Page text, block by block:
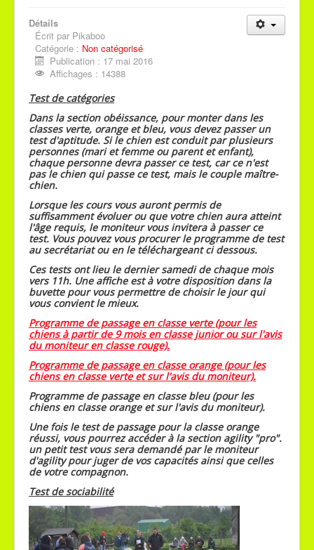
Tous les cours doivent être
réservésau plus tard
pour les cours du mercredi et
lejeudi soir 20hpour les cours
du samedi.
Le seul numéro de contact est
le 0492/77.84.93 par sms ou
appel.
Tous réservation qui ne sera
pas faite dans les temps,
ne sera plus prise en compte.
Détails
Écrit par Pikaboo
Catégorie : Non catégorisé
Publication : 17 mai 2016
Affichages : 14388
Test de catégories
Dans la section obéissance, pour monter dans les
classes verte, orange et bleu, vous devez passer un
test d'aptitude. Si le chien est conduit par plusieurs
personnes (mari et femme ou parent et enfant),
chaque personne devra passer ce test, car ce n'est
pas le chien qui passe ce test, mais le couple maître-
chien.
Lorsque les cours vous auront permis de
suffisamment évoluer ou que votre chien aura atteint
l'âge requis, le moniteur vous invitera à passer ce
test. Vous pouvez vous procurer le programme de test
au secrétariat ou en le téléchargeant ci dessous.
Ces tests ont lieu le dernier samedi de chaque mois
vers 11h. Une affiche est à votre disposition dans la
buvette pour vous permettre de choisir le jour qui
vous convient le mieux.
Programme de passage en classe verte (pour les
chiens à partir de 9 mois en classe junior ou sur l'avis
du moniteur en classe rouge).
Programme de passage en classe orange (pour les
chiens en classe verte et sur l'avis du moniteur).
Programme de passage en classe bleu (pour les
chiens en classe orange et sur l'avis du moniteur).
Une fois le test de passage pour la classe orange
réussi, vous pourrez accéder à la section agility "pro".
un petit test vous sera demandé par le moniteur
d'agility pour juger de vos capacités ainsi que celles
de votre compagnon.
Test de sociabilité